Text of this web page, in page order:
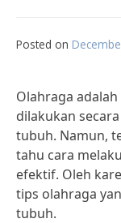
Posted on
Olahraga
dilakukan
tubuh. Namun,
tahu cara
efektif. Oleh
tips olahraga
tubuh.